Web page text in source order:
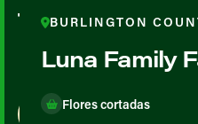
Todos los
productores
Map View
BURLINGTON
Luna Family
Flores cortadas